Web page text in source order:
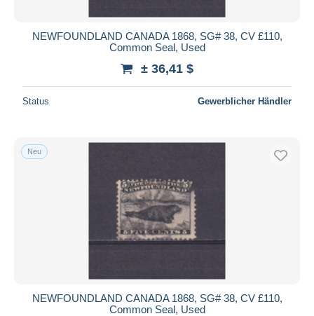
NEWFOUNDLAND CANADA 1868, SG# 38, CV £110,
Common Seal, Used
± 36,41 $
Status Gewerblicher Händler
Neu
NEWFOUNDLAND CANADA 1868, SG# 38, CV £110,
Common Seal, Used